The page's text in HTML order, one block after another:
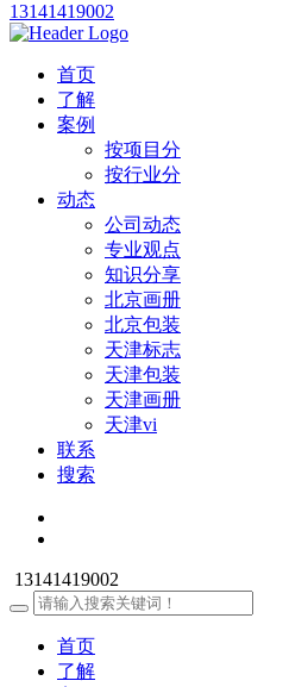
13141419002
首页
了解
案例
按项目分
按行业分
动态
公司动态
专业观点
知识分享
北京画册
北京包装
天津标志
天津包装
天津画册
天津vi
联系
搜索
13141419002
首页
了解